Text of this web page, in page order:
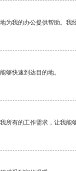
为我的办公提供帮助。我
够快速到达目的地。
所有的工作需求，让我能